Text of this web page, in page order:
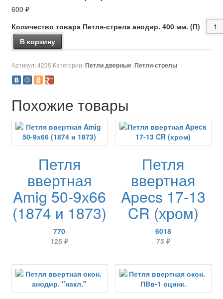
600 ₽
Количество товара Петля-стрела анодир. 400 мм. (П)
В корзину
Артикул:4235 Категории:Петли дверные, Петли-стрелы
Похожие товары
Петля
ввертная
Amig 50-9х66
(1874 и 1873)
770
125₽
Петля
ввертная
Apecs 17-13
CR (хром)
6018
75 ₽